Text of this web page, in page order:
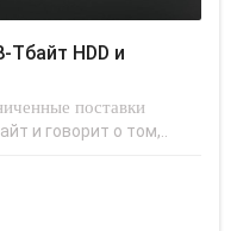
поставки
и говорит о том,..